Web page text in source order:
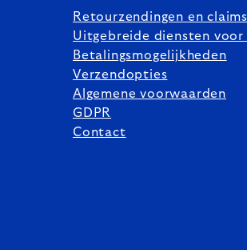
Retourzendingen en claims
Uitgebreide diensten voor
Betalingsmogelijkheden
Verzendopties
Algemene voorwaarden
GDPR
Contact